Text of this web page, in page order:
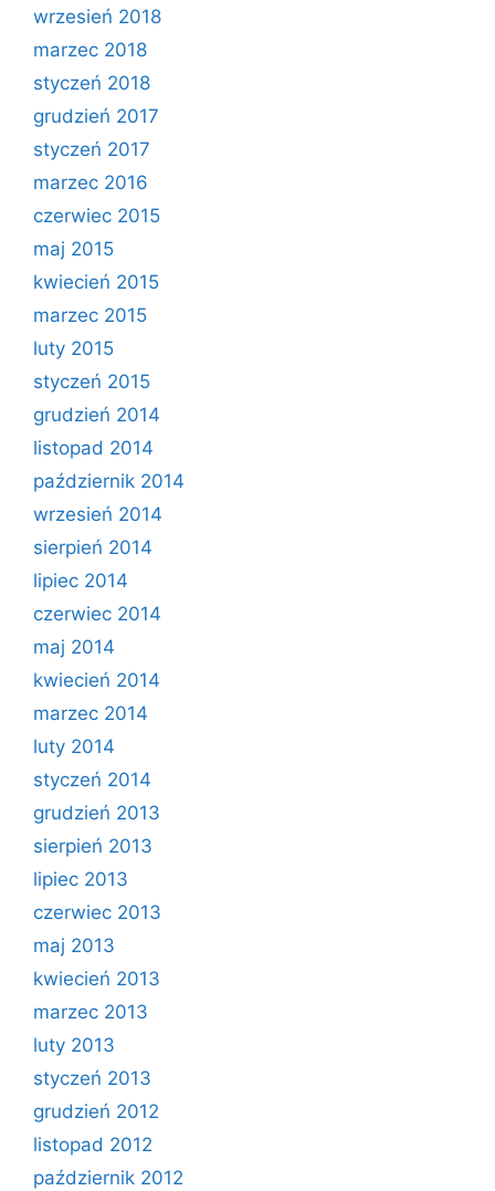
wrzesień 2018
marzec 2018
styczeń 2018
grudzień 2017
styczeń 2017
marzec 2016
czerwiec 2015
maj 2015
kwiecień 2015
marzec 2015
luty 2015
styczeń 2015
grudzień 2014
listopad 2014
październik 2014
wrzesień 2014
sierpień 2014
lipiec 2014
czerwiec 2014
maj 2014
kwiecień 2014
marzec 2014
luty 2014
styczeń 2014
grudzień 2013
sierpień 2013
lipiec 2013
czerwiec 2013
maj 2013
kwiecień 2013
marzec 2013
luty 2013
styczeń 2013
grudzień 2012
listopad 2012
październik 2012